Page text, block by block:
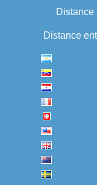
Distance
Distance